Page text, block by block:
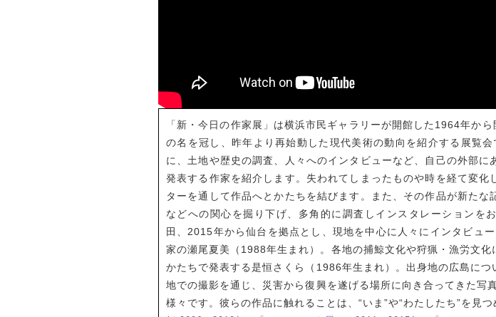
「新・今日の作家展」は横浜市民ギャラリーが開館した1964年か
の名を冠し、昨年より再始動した現代美術の動向を紹介する展覧
に、土地や歴史の調査、人々へのインタビューなど、自己の外部
発表する作家を紹介します。失われてしまったものや時を経て変
ターを通して作品へとかたちを結びます。また、その作品が新た
などへの関心を掘り下げ、多角的に調査しインスタレーション
田、2015年から仙台を拠点とし、現地を中心に人々にインタビュ
家の瀬尾夏美（1988年生まれ）。各地の捕鯨文化や狩猟・漁労文
かたちで発表する是恒さくら（1986年生まれ）。出身地の広島に
地での撮影を通じ、災害から復興を遂げる場所に向き合ってきた
様々です。彼らの作品に触れることは、“いま”や“わたしたち”を見